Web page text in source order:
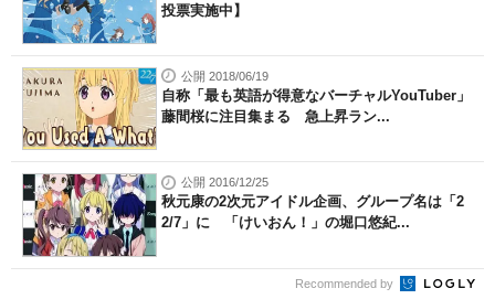
投票実施中】
公開 2018/06/19
自称「最も英語が得意なバーチャルYouTuber」
藤間桜に注目集まる 急上昇ラン...
公開 2016/12/25
秋元康の2次元アイドル企画、グループ名は「2
2/7」に 「けいおん！」の堀口悠紀...
Recommended by